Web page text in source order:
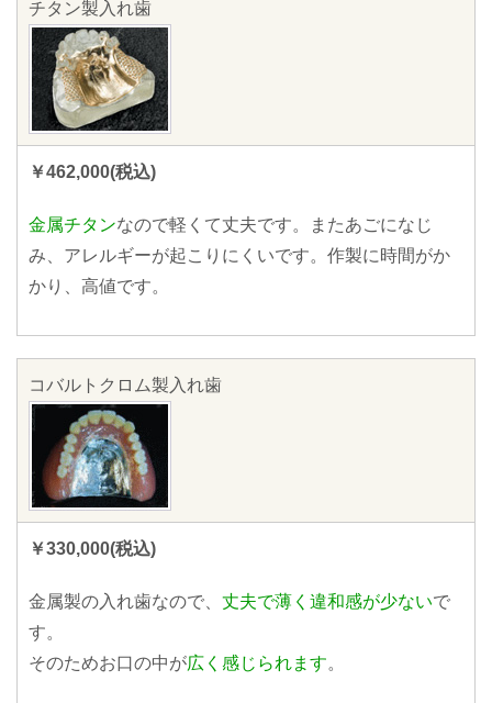
チタン製入れ歯
￥462,000(税込)
金属チタンなので軽くて丈夫です。またあごになじ
み、アレルギーが起こりにくいです。作製に時間がか
かり、高値です。
コバルトクロム製入れ歯
￥330,000(税込)
金属製の入れ歯なので、 丈夫で薄く違和感が少ないで
す。
そのためお口の中が広く感じられます。